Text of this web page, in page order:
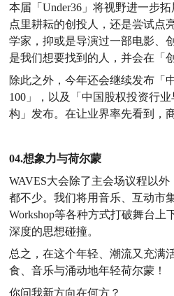
本届「Under36」将视野进一步
点里耕耘的创投人，还是尝试点
学家，抑或是导演过一部电影、
是我们想要找到的人，并会在「
除此之外，今年还会继续发布「
100」，以及「中国股权投资行
构」发布。在让业界率先看到，
04.想象力与荷尔蒙
WAVES大会除了主会场议程以
都不少。我们将用音乐、互动市
Workshop等各种方式打破舞台上
深度的思想碰撞。
总之，在这个年轻、潮流又充满
食、音乐与涌动地年轻荷尔蒙！
你问我新方向在何方？